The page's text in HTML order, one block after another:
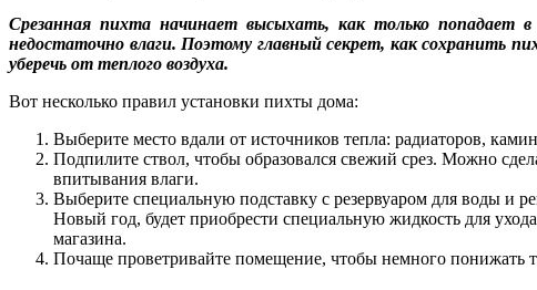
Срезанная пихта начинает высыхать, как только
недостаточно влаги. Поэтому главный секрет, как сохранить
уберечь от теплого воздуха.
Вот несколько правил установки пихты дома:
Выберите место вдали от источников тепла: радиаторов,
Подпилите ствол, чтобы образовался свежий срез. Можно
впитывания влаги.
Выберите специальную подставку с резервуаром для воды и
Новый год, будет приобрести специальную жидкость для
магазина.
Почаще проветривайте помещение, чтобы немного понижать